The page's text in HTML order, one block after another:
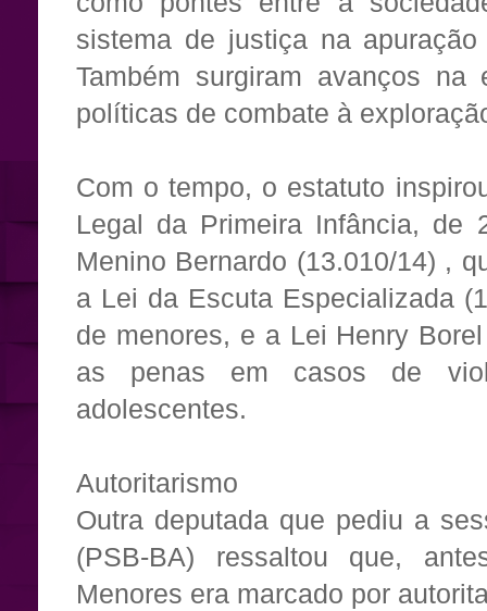
sistema de justiça na
Também surgiram avanços
políticas de combate à
Com o tempo, o estatuto
Legal da Primeira Infância, de
Menino Bernardo (13.010/14) ,
a Lei da Escuta Especializada
de menores, e a Lei Henry
as penas em casos de
adolescentes.
Autoritarismo
Outra deputada que pediu a
(PSB-BA) ressaltou que,
Menores era marcado por